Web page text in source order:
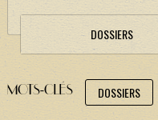
SOUTENEZ-NOUS !
LA SÉRIE HARRY POTTER
DOSSIERS
MOTS-CLÉS DOSSIERS